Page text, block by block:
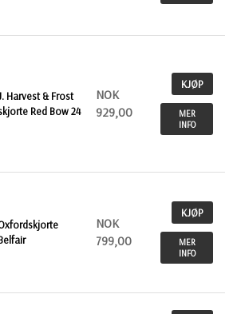
Harvest & Frost
Red Bow 24
NOK
929,00
KJØP
MER
INFO
NOK
799,00
KJØP
MER
INFO